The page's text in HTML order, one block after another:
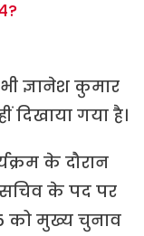
ज्ञानेश कुमार
गया है।
के दौरान
के पद पर
को मुख्य चुनाव